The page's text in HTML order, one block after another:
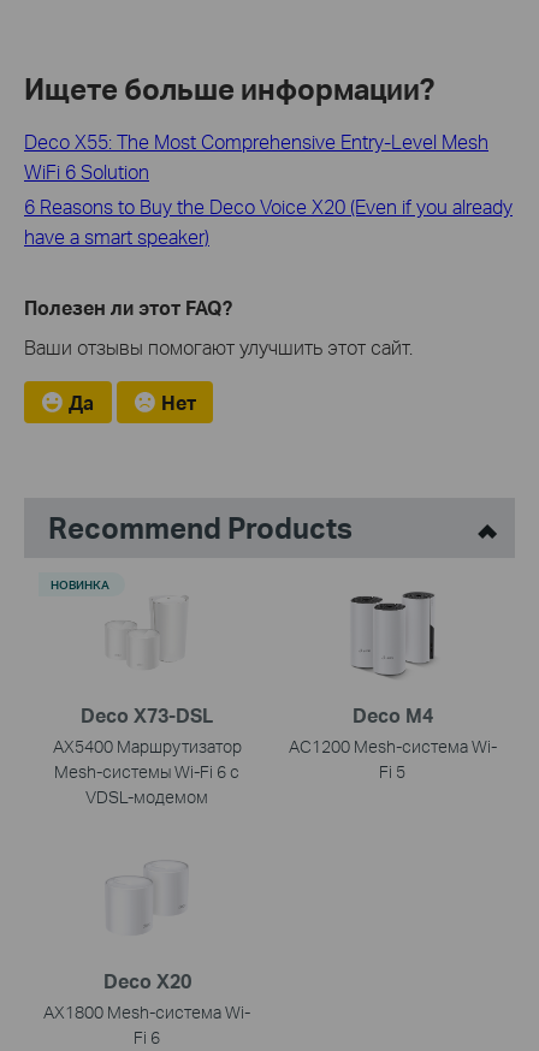
Ищете больше информации?
Deco X55: The Most Comprehensive Entry-Level Mesh
WiFi 6 Solution
6 Reasons to Buy the Deco Voice X20 (Even if you already
have a smart speaker)
Полезен ли этот FAQ?
Ваши отзывы помогают улучшить этот сайт.
Да Нет
Recommend Products
Deco X73-DSL
AX5400 Маршрутизатор
Mesh-системы Wi-Fi 6 с
VDSL-модемом
НОВИНКА
Deco M4
AC1200 Mesh-система Wi-
Fi 5
Deco X20
AX1800 Mesh-система Wi-
Fi 6